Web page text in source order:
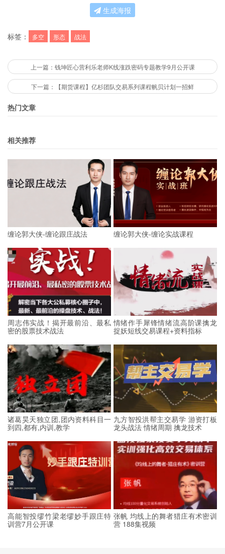
生成海报
标签： 多空 形态 战法
上一篇：钱坤匠心营利乐老师K线涨跌密码专题教学9月公开课
下一篇：【期货课程】亿杉团队交易系列课程帆贝计划一招鲜
热门文章
相关推荐
缠论郭大侠-缠论跟庄战法 缠论郭大侠-缠论实战课程
周志伟实战！揭开最前沿、最私
密的股票技术战法
情绪作手犀锋情绪流高阶课擒龙
捉妖短线交易课程+资料指标
诸葛昊天独立团,团内资料科目一
到四,都有,内训,教学
九方智投洪帮主交易学 游资打板
龙头战法 情绪周期 擒龙技术
高能智投缪竹梁老缪妙手跟庄特
训营7月公开课
张帆 均线上的舞者猎庄有术密训
营 188集视频